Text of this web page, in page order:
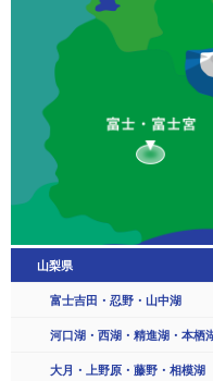
山梨県
富士吉田・忍野・山中湖
河口湖・西湖・精進湖・本栖
大月・上野原・藤野・相模湖